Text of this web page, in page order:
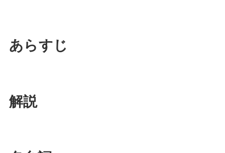
あらすじ
解説